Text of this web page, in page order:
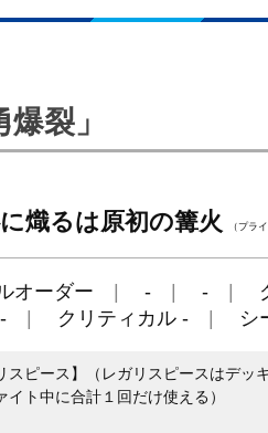
裂」
熾るは原初の篝火 （プラ
オーダー - -
クリティカル - シ
スピース】（レガリスピースはデッ
イト中に合計１回だけ使える）